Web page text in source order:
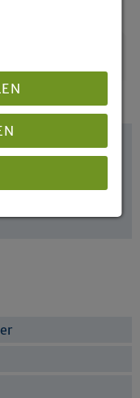
um diesen